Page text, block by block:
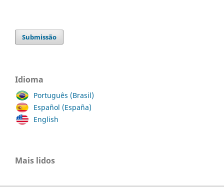
Submissão
Idioma
Português (Brasil)
Español (España)
English
Mais lidos